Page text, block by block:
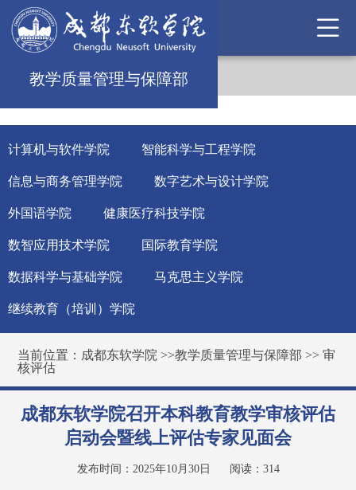
教学质量管理与保障部
计算机与软件学院 智能科学与工程学院
信息与商务管理学院 数字艺术与设计学院
外国语学院 健康医疗科技学院
数智应用技术学院 国际教育学院
数据科学与基础学院 马克思主义学院
继续教育（培训）学院
当前位置： 成都东软学院 >>教学质量管理与保障部 >>审
核评估
成都东软学院召开本科教育教学审核评估
启动会暨线上评估专家见面会
发布时间：2025年10月30日 阅读： 314